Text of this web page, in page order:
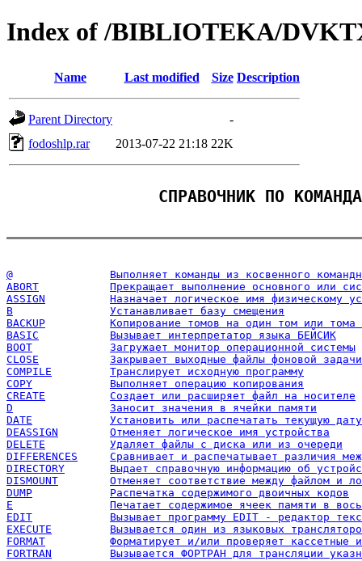
Index of /BIBLIOTEKA/
Name Last modified Size Description
Parent Directory
-
fodoshlp.rar
2013-07-22 21:18 22K
СПРАВОЧНИК ПО
@		Выполняет команды из косвенного
ABORT		Прекращает выполнение основного или
ASSIGN		Назначает логическое имя физическому
B		Устанавливает базу смещения
BACKUP		Копирование томов на один том или
BASIC		Вызывает интерпретатор языка БЕЙСИК
BOOT		Загружает монитор операционной системы
CLOSE		Закрывает выходные файлы фоновой задачи
COMPILE		Транслирует исходную программу
COPY		Выполняет операцию копирования
CREATE		Создает или расширяет файл на носителе
D		Заносит значения в ячейки памяти
DATE		Установить или распечатать текущую дату
DEASSIGN	Отменяет логическое имя устройства
DELETE		Удаляет файлы с диска или из очереди
DIFFERENCES	Сравнивает и распечатывает различия
DIRECTORY	Выдает справочную информацию об
DISMOUNT	Отменяет соответствие между файлом
DUMP		Распечатка содержимого двоичных кодов
E		Печатает содержимое ячеек памяти в
EDIT		Вызывает программу EDIT - редактор
EXECUTE		Вызывается один из языковых
FORMAT		Форматирует и/или проверяет
FORTRAN		Вызывается ФОРТРАН для трансляции